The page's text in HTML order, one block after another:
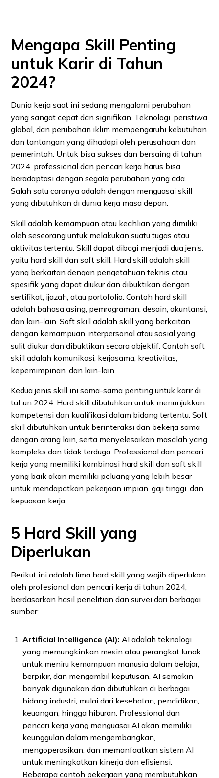
Mengapa Skill Penting
untuk Karir di Tahun
2024?
Dunia kerja saat ini sedang mengalami perubahan
yang sangat cepat dan signifikan. Teknologi, peristiwa
global, dan perubahan iklim mempengaruhi kebutuhan
dan tantangan yang dihadapi oleh perusahaan dan
pemerintah. Untuk bisa sukses dan bersaing di tahun
2024, professional dan pencari kerja harus bisa
beradaptasi dengan segala perubahan yang ada.
Salah satu caranya adalah dengan menguasai skill
yang dibutuhkan di dunia kerja masa depan.
Skill adalah kemampuan atau keahlian yang dimiliki
oleh seseorang untuk melakukan suatu tugas atau
aktivitas tertentu. Skill dapat dibagi menjadi dua jenis,
yaitu hard skill dan soft skill. Hard skill adalah skill
yang berkaitan dengan pengetahuan teknis atau
spesifik yang dapat diukur dan dibuktikan dengan
sertifikat, ijazah, atau portofolio. Contoh hard skill
adalah bahasa asing, pemrograman, desain, akuntansi,
dan lain-lain. Soft skill adalah skill yang berkaitan
dengan kemampuan interpersonal atau sosial yang
sulit diukur dan dibuktikan secara objektif. Contoh soft
skill adalah komunikasi, kerjasama, kreativitas,
kepemimpinan, dan lain-lain.
Kedua jenis skill ini sama-sama penting untuk karir di
tahun 2024. Hard skill dibutuhkan untuk menunjukkan
kompetensi dan kualifikasi dalam bidang tertentu. Soft
skill dibutuhkan untuk berinteraksi dan bekerja sama
dengan orang lain, serta menyelesaikan masalah yang
kompleks dan tidak terduga. Professional dan pencari
kerja yang memiliki kombinasi hard skill dan soft skill
yang baik akan memiliki peluang yang lebih besar
untuk mendapatkan pekerjaan impian, gaji tinggi, dan
kepuasan kerja.
5 Hard Skill yang
Diperlukan
Berikut ini adalah lima hard skill yang wajib diperlukan
oleh profesional dan pencari kerja di tahun 2024,
berdasarkan hasil penelitian dan survei dari berbagai
sumber:
Artificial Intelligence (AI): AI adalah teknologi
yang memungkinkan mesin atau perangkat lunak
untuk meniru kemampuan manusia dalam belajar,
berpikir, dan mengambil keputusan. AI semakin
banyak digunakan dan dibutuhkan di berbagai
bidang industri, mulai dari kesehatan, pendidikan,
keuangan, hingga hiburan. Professional dan
pencari kerja yang menguasai AI akan memiliki
keunggulan dalam mengembangkan,
mengoperasikan, dan memanfaatkan sistem AI
untuk meningkatkan kinerja dan efisiensi.
Beberapa contoh pekerjaan yang membutuhkan